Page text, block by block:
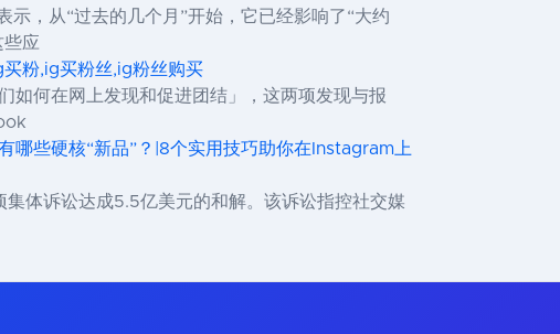
，从“过去的几个月”开始，它已经影响了“大约
应
粉,ig买粉丝,ig粉丝购买
如何在网上发现和促进团结」，这两项发现与报
些硬核“新品”？|8个实用技巧助你在Instagram上
体诉讼达成5.5亿美元的和解。该诉讼指控社交媒